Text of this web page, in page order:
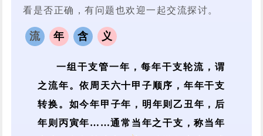
看是否正确，有问题也欢迎一起交流探讨。
流 年 含 义
一组干支管一年，每年干支轮流，谓
之流年。依周天六十甲子顺序，年年干支
转换。如今年甲子年，明年则乙丑年，后
年则丙寅年……通常当年之干支，称当年